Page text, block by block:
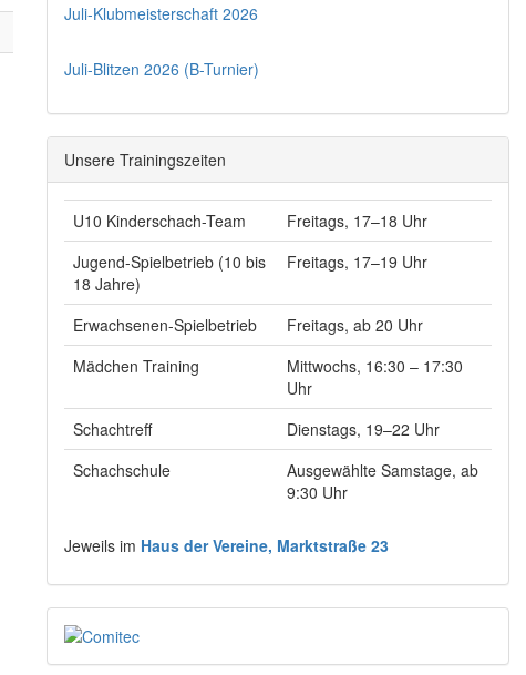
Juli-Klubmeisterschaft 2026
Juli-Blitzen 2026 (B-Turnier)
Unsere Trainingszeiten
U10 Kinderschach-Team
Freitags, 17–18 Uhr
Jugend-Spielbetrieb (10 bis
18 Jahre)
Freitags, 17–19 Uhr
Erwachsenen-Spielbetrieb
Freitags, ab 20 Uhr
Mädchen Training
Mittwochs, 16:30 – 17:30
Uhr
Schachtreff
Dienstags, 19–22 Uhr
Schachschule
Ausgewählte Samstage, ab
9:30 Uhr
Jeweils im Haus der Vereine, Marktstraße 23